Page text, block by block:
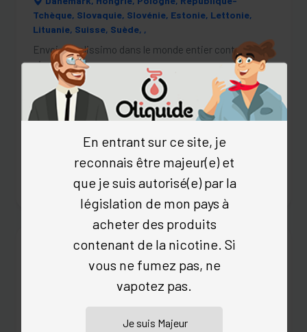
Tchèque, Slovaquie, Slovénie, Estonie, Lettonie,
Lituanie, Suisse, Suède, ,
Envoi en colissimo dans le monde entier contre
signature.
Ce mode d'expédition vous est offert dès 120 €
d'achat.
* Tarifs dégressifs d'expédition :
- 11,5 € jusqu'à 50 € d'achat,
- 9,5 € jusqu'à 90 € d'achat,
- 6 € jusqu'à 120 € d'achat,
- gratuit à partir de 120 € d'achat
Colissimo Contre signature Zone 4
Chypre, Grèce, Islande, Finlande, Norvège,
Turquie, Maghreb, Croatie, Malte, Roumanie, Bélarus,
République tchèque, Slovaquie1, Ukraine, Maroc,
En entrant sur ce site, je
reconnais être majeur(e) et
que je suis autorisé(e) par la
législation de mon pays à
acheter des produits
contenant de la nicotine. Si
vous ne fumez pas, ne
vapotez pas.